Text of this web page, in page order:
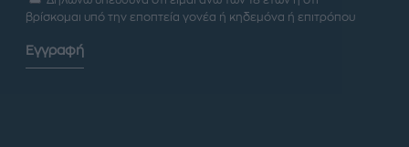
βρίσκομαι υπό την εποπτεία γονέα ή κηδεμόνα ή επιτρόπου
Εγγραφή